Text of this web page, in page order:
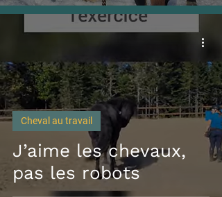
J’aime les chevaux,
pas les robots
Cheval au travail